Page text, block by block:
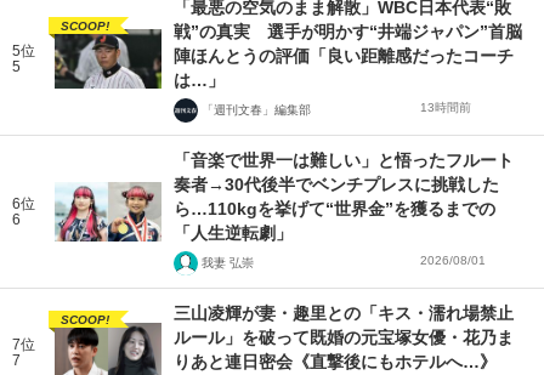
5位
5
SCOOP!
「最悪の空気のまま解散」WBC日本代表“敗
戦”の真実 選手が明かす“井端ジャパン”首脳
陣ほんとうの評価「良い距離感だったコーチ
は…」
「週刊文春」編集部 13時間前
6位
6
「音楽で世界一は難しい」と悟ったフルート
奏者→30代後半でベンチプレスに挑戦した
ら…110kgを挙げて“世界金”を獲るまでの
「人生逆転劇」
我妻 弘崇 2026/08/01
7位
7
SCOOP!
三山凌輝が妻・趣里との「キス・濡れ場禁止
ルール」を破って既婚の元宝塚女優・花乃ま
りあと連日密会《直撃後にもホテルへ…》